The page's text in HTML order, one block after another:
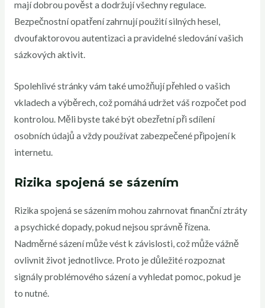
mají dobrou pověst a dodržují všechny regulace.
Bezpečnostní opatření zahrnují použití silných hesel,
dvoufaktorovou autentizaci a pravidelné sledování vašich
sázkových aktivit.
Spolehlivé stránky vám také umožňují přehled o vašich
vkladech a výběrech, což pomáhá udržet váš rozpočet pod
kontrolou. Měli byste také být obezřetní při sdílení
osobních údajů a vždy používat zabezpečené připojení k
internetu.
Rizika spojená se sázením
Rizika spojená se sázením mohou zahrnovat finanční ztráty
a psychické dopady, pokud nejsou správně řízena.
Nadměrné sázení může vést k závislosti, což může vážně
ovlivnit život jednotlivce. Proto je důležité rozpoznat
signály problémového sázení a vyhledat pomoc, pokud je
to nutné.